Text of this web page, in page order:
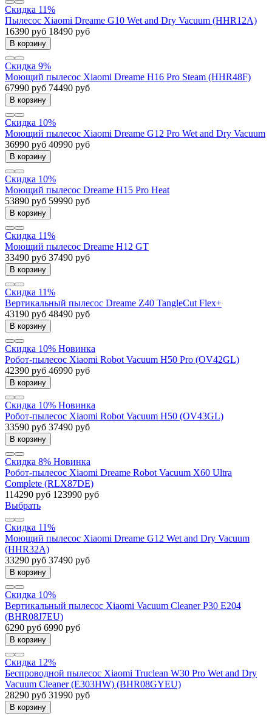
Скидка 11%
Пылесос Xiaomi Dreame G10 Wet and Dry Vacuum (HHR12A)
16390 руб 18490 руб
В корзину
Скидка 9%
Моющий пылесос Xiaomi Dreame H16 Pro Steam (HHR48F)
67990 руб 74490 руб
В корзину
Скидка 10%
Моющий пылесос Xiaomi Dreame G12 Pro Wet and Dry Vacuum
36990 руб 40990 руб
В корзину
Скидка 10%
Моющий пылесос Dreame H15 Pro Heat
53890 руб 59990 руб
В корзину
Скидка 11%
Моющий пылесос Dreame H12 GT
33490 руб 37490 руб
В корзину
Скидка 11%
Вертикальный пылесос Dreame Z40 TangleCut Flex+
43190 руб 48490 руб
В корзину
Скидка 10% Новинка
Робот-пылесос Xiaomi Robot Vacuum H50 Pro (OV42GL)
42390 руб 46990 руб
В корзину
Скидка 10% Новинка
Робот-пылесос Xiaomi Robot Vacuum H50 (OV43GL)
33590 руб 37490 руб
В корзину
Скидка 8% Новинка
Робот-пылесос Xiaomi Dreame Robot Vacuum X60 Ultra
Complete (RLX87DE)
114290 руб 123990 руб
Выбрать
Скидка 11%
Моющий пылесос Xiaomi Dreame G12 Wet and Dry Vacuum
(HHR32A)
33290 руб 37490 руб
В корзину
Скидка 10%
Вертикальный пылесос Xiaomi Vacuum Cleaner P30 E204
(BHR08J7EU)
6290 руб 6990 руб
В корзину
Скидка 12%
Беспроводной пылесос Xiaomi Truclean W30 Pro Wet and Dry
Vacuum Cleaner (E303HW) (BHR08GYEU)
28290 руб 31990 руб
В корзину